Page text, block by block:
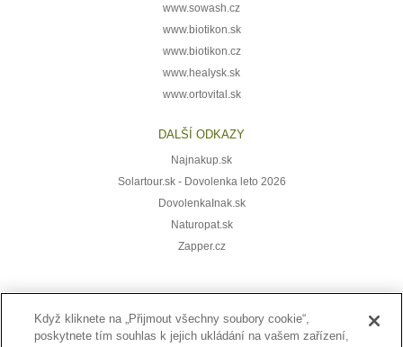
www.sowash.cz
www.biotikon.sk
www.biotikon.cz
www.healysk.sk
www.ortovital.sk
DALŠÍ ODKAZY
Najnakup.sk
Solartour.sk - Dovolenka leto 2026
DovolenkaInak.sk
Naturopat.sk
Zapper.cz
Přihlaste se k odběru novinek:
Když kliknete na „Přijmout všechny soubory cookie“,
poskytnete tím souhlas k jejich ukládání na vašem zařízení,